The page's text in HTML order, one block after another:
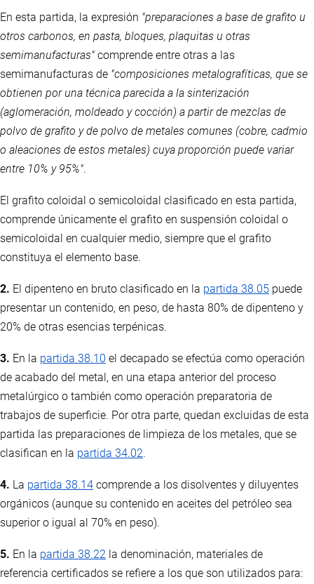
En esta partida, la expresión "preparaciones a base de grafito u
otros carbonos, en pasta, bloques, plaquitas u otras
semimanufacturas" comprende entre otras a las
semimanufacturas de "composiciones metalografíticas, que se
obtienen por una técnica parecida a la sinterización
(aglomeración, moldeado y cocción) a partir de mezclas de
polvo de grafito y de polvo de metales comunes (cobre, cadmio
o aleaciones de estos metales) cuya proporción puede variar
entre 10% y 95%".
El grafito coloidal o semicoloidal clasificado en esta partida,
comprende únicamente el grafito en suspensión coloidal o
semicoloidal en cualquier medio, siempre que el grafito
constituya el elemento base.
2. El dipenteno en bruto clasificado en la partida 38.05 puede
presentar un contenido, en peso, de hasta 80% de dipenteno y
20% de otras esencias terpénicas.
3. En la partida 38.10 el decapado se efectúa como operación
de acabado del metal, en una etapa anterior del proceso
metalúrgico o también como operación preparatoria de
trabajos de superficie. Por otra parte, quedan excluidas de esta
partida las preparaciones de limpieza de los metales, que se
clasifican en la partida 34.02.
4. La partida 38.14 comprende a los disolventes y diluyentes
orgánicos (aunque su contenido en aceites del petróleo sea
superior o igual al 70% en peso).
5. En la partida 38.22 la denominación, materiales de
referencia certificados se refiere a los que son utilizados para: